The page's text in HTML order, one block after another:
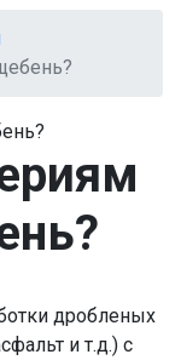
дробленых
и т.д.) с